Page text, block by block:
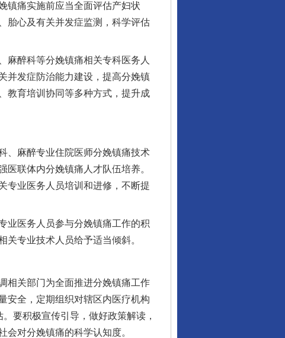
镇痛实施前应当全面评估产妇状
胎心及有关并发症监测，科学评估
醉科等分娩镇痛相关专科医务人
并发症防治能力建设，提高分娩镇
教育培训协同等多种方式，提升成
麻醉专业住院医师分娩镇痛技术
联体内分娩镇痛人才队伍培养。
专业医务人员培训和进修，不断提
医务人员参与分娩镇痛工作的积
专业技术人员给予适当倾斜。
关部门为全面推进分娩镇痛工作
安全，定期组织对辖区内医疗机构
要积极宣传引导，做好政策解读，
对分娩镇痛的科学认知度。